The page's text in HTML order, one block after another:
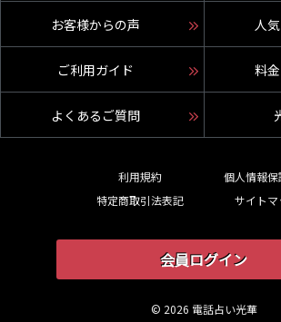
お客様からの声 人
ご利用ガイド 料
よくあるご質問
利用規約
特定商取引法表記
個人情報
サイト
会員ログイン
© 2026 電話占い光華